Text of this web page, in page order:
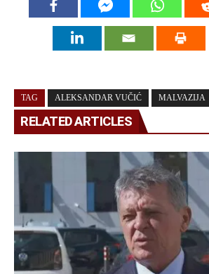
TAG ALEKSANDAR VUČIĆ MALVAZIJA
RELATED ARTICLES